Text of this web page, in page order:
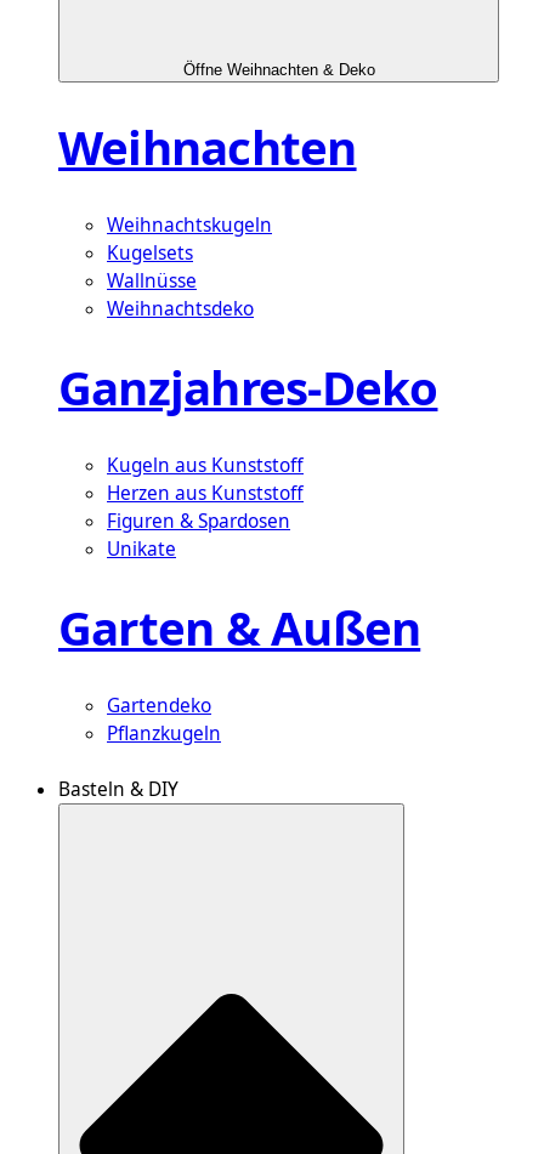
Öffne Weihnachten & Deko
Weihnachten
Weihnachtskugeln
Kugelsets
Wallnüsse
Weihnachtsdeko
Ganzjahres-Deko
Kugeln aus Kunststoff
Herzen aus Kunststoff
Figuren & Spardosen
Unikate
Garten & Außen
Gartendeko
Pflanzkugeln
Basteln & DIY